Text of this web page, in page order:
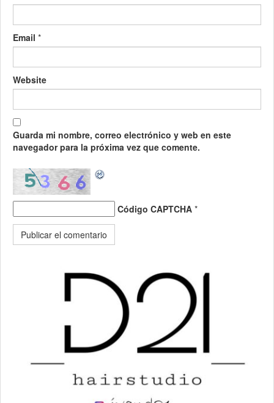
Email *
Website
Guarda mi nombre, correo electrónico y web en este
navegador para la próxima vez que comente.
Código CAPTCHA *